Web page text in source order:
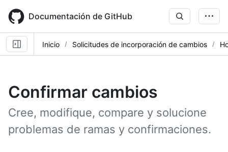
main
content
Documentación de GitHub
Inicio Solicitudes de incorporación de cambios
Confirmar cambios
Cree, modifique, compare y solucione
problemas de ramas y confirmaciones.